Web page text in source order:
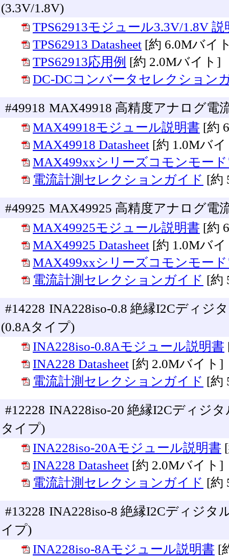
(3.3V/1.8V)
TPS62913モジュール3.3V/1.8V 説
TPS62913 Datasheet [約 6.0Mバイ
TPS62913応用例 [約 2.0Mバイト]
DC-DCコンバータセレクション
#49918 MAX49918 高精度アナログ電
MAX49918モジュール説明書 [約
MAX49918 Datasheet [約 1.0Mバ
MAX499xxシリーズコモンモー
電流計測セレクションガイド [約
#49925 MAX49925 高精度アナログ電
MAX49925モジュール説明書 [約
MAX49925 Datasheet [約 1.0Mバ
MAX499xxシリーズコモンモー
電流計測セレクションガイド [約
#14228 INA228iso-0.8 絶縁I2Cディジ
(0.8Aタイプ)
INA228iso-0.8Aモジュール説明書
INA228 Datasheet [約 2.0Mバイト]
電流計測セレクションガイド [約
#12228 INA228iso-20 絶縁I2Cディジ
タイプ)
INA228iso-20Aモジュール説明書
INA228 Datasheet [約 2.0Mバイト]
電流計測セレクションガイド [約
#13228 INA228iso-8 絶縁I2Cディジタ
イプ)
INA228iso-8Aモジュール説明書 [